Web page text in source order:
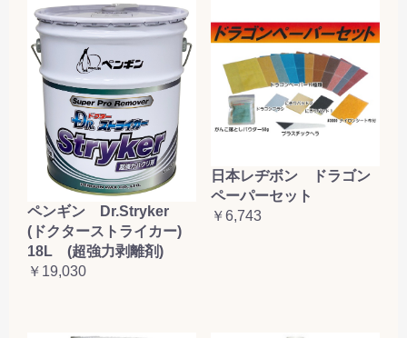
ペンギン Dr.Stryker
(ドクターストライカー)
18L (超強力剥離剤)
￥19,030
日本レヂボン ドラゴン
ペーパーセット
￥6,743